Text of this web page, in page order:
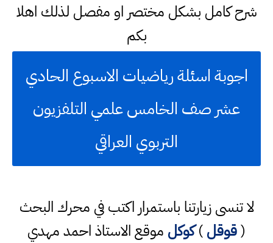
شرح كامل بشكل مختصر او مفصل لذلك اهلا
بكم
اجوبة اسئلة رياضيات الاسبوع الحادي
عشر صف الخامس علمي التلفزيون
التربوي العراقي
لا تنسى زيارتنا باستمرار اكتب في محرك البحث
(قوقل)كوكل موقع الاستاذ احمد مهدي